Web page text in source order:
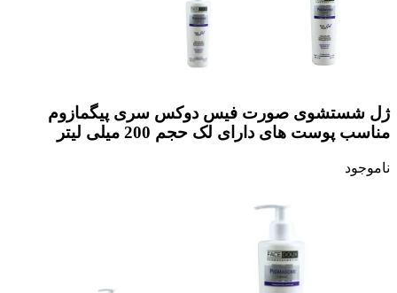
ژل شستشوی صورت فیس دوکس سری پیگمازوم
مناسب پوست های دارای لک حجم 200 میلی لیتر
ناموجود